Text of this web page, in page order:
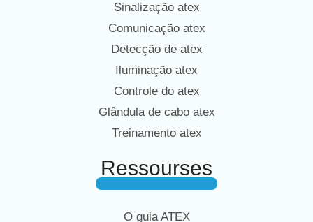
Sinalização atex
Comunicação atex
Detecção de atex
Iluminação atex
Controle do atex
Glândula de cabo atex
Treinamento atex
Ressourses
O guia ATEX